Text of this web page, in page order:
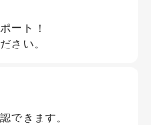
ート！
さい。
できます。